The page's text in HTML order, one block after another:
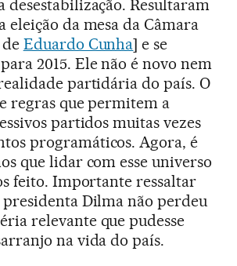
desestabilização. Resultaram
eleição da mesa da Câmara
Eduardo Cunha] e se
2015. Ele não é novo nem
partidária do país. O
regras que permitem a
partidos muitas vezes
programáticos. Agora, é
que lidar com esse universo
feito. Importante ressaltar
presidenta Dilma não perdeu
relevante que pudesse
na vida do país.